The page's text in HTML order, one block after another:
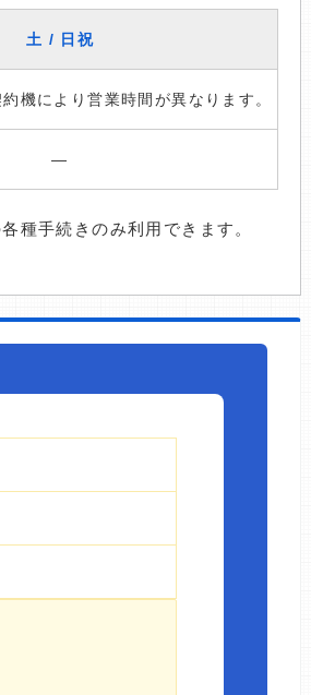
土 / 日祝
機により営業時間が異なります。
―
種手続きのみ利用できます。